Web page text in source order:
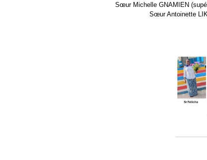
Sœur Michelle GNAMIEN
Sœur Antoinette